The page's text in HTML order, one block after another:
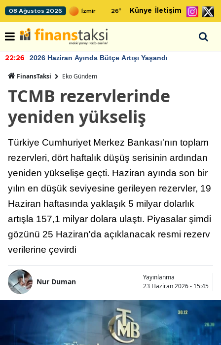
08 Ağustos 2026 26° Künye İletişim
22:26 2026 Haziran Ayında Bütçe Artışı Yaşandı
FinansTaksi Eko Gündem
TCMB rezervlerinde
yeniden yükseliş
Türkiye Cumhuriyet Merkez Bankası'nın toplam
rezervleri, dört haftalık düşüş serisinin ardından
yeniden yükselişe geçti. Haziran ayında son bir
yılın en düşük seviyesine gerileyen rezervler, 19
Haziran haftasında yaklaşık 5 milyar dolarlık
artışla 157,1 milyar dolara ulaştı. Piyasalar şimdi
gözünü 25 Haziran'da açıklanacak resmi rezerv
verilerine çevirdi
Nur Duman
Yayınlanma
23 Haziran 2026 - 15:45